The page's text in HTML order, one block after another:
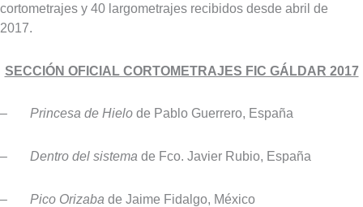
cortometrajes y 40 largometrajes recibidos desde abril de
2017.
SECCIÓN OFICIAL CORTOMETRAJES FIC GÁLDAR 2017
– Princesa de Hielo de Pablo Guerrero, España
– Dentro del sistema de Fco. Javier Rubio, España
– Pico Orizaba de Jaime Fidalgo, México